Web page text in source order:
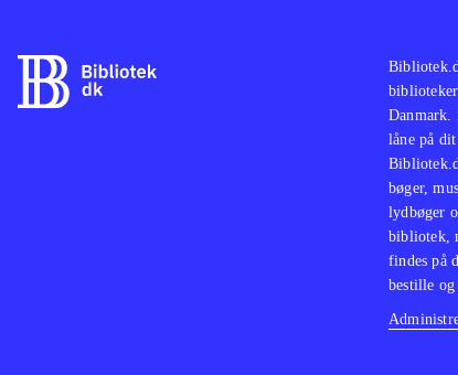
Danmark.
låne på
bøger,
lydbøger
bibliotek,
findes på
bestille